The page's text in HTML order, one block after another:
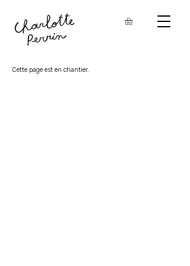
Cette page est en chantier.